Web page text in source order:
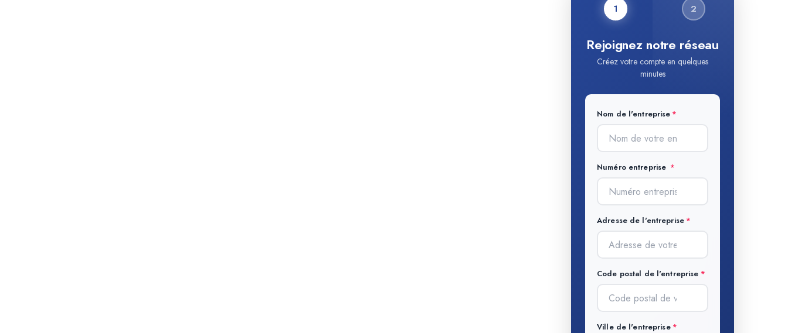
1 2
Rejoignez notre réseau
Créez votre compte en quelques
minutes
Nom de l'entreprise
Numéro entreprise
Adresse de l'entreprise
Code postal de l'entreprise
Ville de l'entreprise